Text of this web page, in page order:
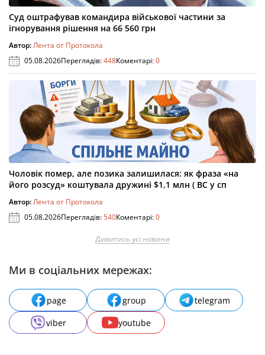
Суд оштрафував командира військової частини за
ігнорування рішення на 66 560 грн
Автор:Лента от Протокола
05.08.2026Переглядів:448Коментарі:0
Чоловік помер, але позика залишилася: як фраза «на
його розсуд» коштувала дружині $1,1 млн ( ВС у сп
Автор:Лента от Протокола
05.08.2026Переглядів:540Коментарі:0
Дивитись усі новини
Ми в соціальних мережах:
page group
telegram
viber
youtube